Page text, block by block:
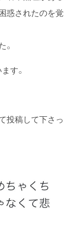
惑されたのを覚
す。
投稿して下さっ